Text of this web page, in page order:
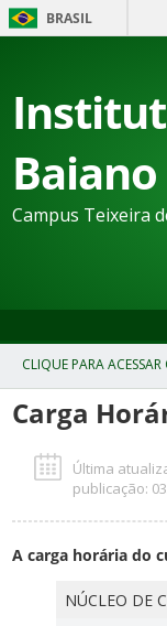
BRASIL
Baiano
Campus Teixeira
Carga
Última
publicação:
A carga horária do
NÚCLEO DE